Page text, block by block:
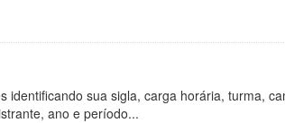
identificando sua sigla, carga horária, turma,
ano e período...